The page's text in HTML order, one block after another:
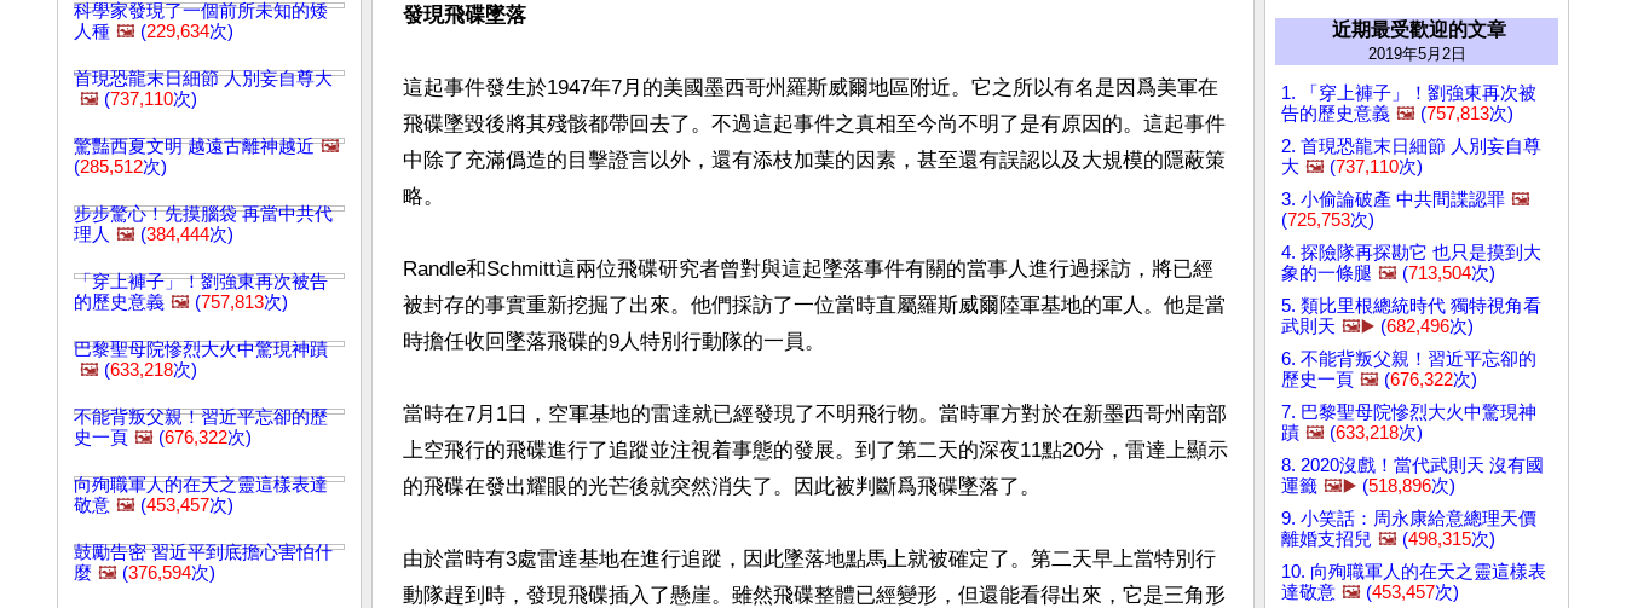
科學家發現了一個前所未知的矮
人種 🖼️ (229,634次)
首現恐龍末日細節 人別妄自尊大
🖼️ (737,110次)
驚豔西夏文明 越遠古離神越近 🖼️
(285,512次)
步步驚心！先摸腦袋 再當中共代
理人 🖼️ (384,444次)
「穿上褲子」！劉強東再次被告
的歷史意義 🖼️ (757,813次)
巴黎聖母院慘烈大火中驚現神蹟
🖼️ (633,218次)
不能背叛父親！習近平忘卻的歷
史一頁 🖼️ (676,322次)
向殉職軍人的在天之靈這樣表達
敬意 🖼️ (453,457次)
鼓勵告密 習近平到底擔心害怕什
麼 🖼️ (376,594次)
發現飛碟墜落
這起事件發生於1947年7月的美國墨西哥州羅斯威爾地區附近。它之所以有名是因爲美軍在
飛碟墜毀後將其殘骸都帶回去了。不過這起事件之真相至今尚不明了是有原因的。這起事件
中除了充滿僞造的目擊證言以外，還有添枝加葉的因素，甚至還有誤認以及大規模的隱蔽策
略。
Randle和Schmitt這兩位飛碟研究者曾對與這起墜落事件有關的當事人進行過採訪，將已經
被封存的事實重新挖掘了出來。他們採訪了一位當時直屬羅斯威爾陸軍基地的軍人。他是當
時擔任收回墜落飛碟的9人特別行動隊的一員。
當時在7月1日，空軍基地的雷達就已經發現了不明飛行物。當時軍方對於在新墨西哥州南部
上空飛行的飛碟進行了追蹤並注視着事態的發展。到了第二天的深夜11點20分，雷達上顯示
的飛碟在發出耀眼的光芒後就突然消失了。因此被判斷爲飛碟墜落了。
由於當時有3處雷達基地在進行追蹤，因此墜落地點馬上就被確定了。第二天早上當特別行
動隊趕到時，發現飛碟插入了懸崖。雖然飛碟整體已經變形，但還能看得出來，它是三角形
近期最受歡迎的文章
2019年5月2日
1. 「穿上褲子」！劉強東再次被
告的歷史意義 🖼️ (757,813次)
2. 首現恐龍末日細節 人別妄自尊
大 🖼️ (737,110次)
3. 小偷論破產 中共間諜認罪 🖼️
(725,753次)
4. 探險隊再探勘它 也只是摸到大
象的一條腿 🖼️ (713,504次)
5. 類比里根總統時代 獨特視角看
武則天 🖼️▶️ (682,496次)
6. 不能背叛父親！習近平忘卻的
歷史一頁 🖼️ (676,322次)
7. 巴黎聖母院慘烈大火中驚現神
蹟 🖼️ (633,218次)
8. 2020沒戲！當代武則天 沒有國
運籤 🖼️▶️ (518,896次)
9. 小笑話：周永康給意總理天價
離婚支招兒 🖼️ (498,315次)
10. 向殉職軍人的在天之靈這樣表
達敬意 🖼️ (453,457次)